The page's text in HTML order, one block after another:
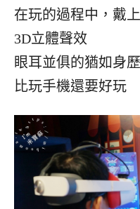
在玩的過程中，戴
3D立體聲效
眼耳並俱的猶如身
比玩手機還要好玩